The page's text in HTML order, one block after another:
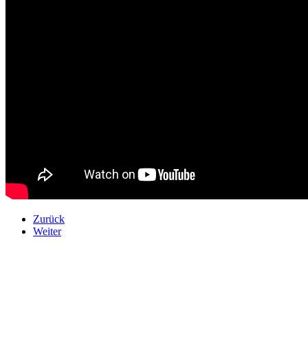
Zurück
Weiter